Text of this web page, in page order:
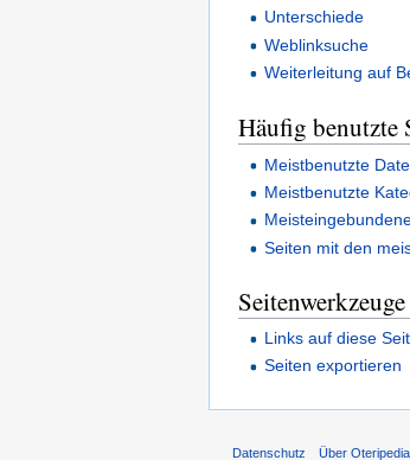
Unterschiede
Weblinksuche
Weiterleitung auf
Häufig benutzte
Meistbenutzte
Meistbenutzte
Seiten mit den
Seitenwerkzeuge
Links auf diese
Seiten exportieren
Datenschutz Über Oteripedia